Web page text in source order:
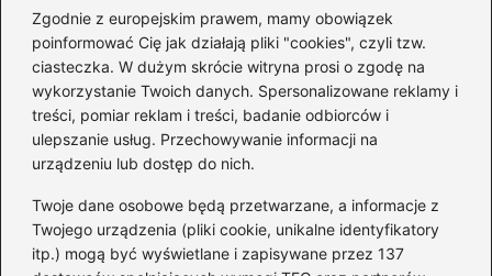
Zgodnie z europejskim prawem, mamy obowiązek
poinformować Cię jak działają pliki "cookies", czyli tzw.
ciasteczka. W dużym skrócie witryna prosi o zgodę na
wykorzystanie Twoich danych. Spersonalizowane reklamy i
treści, pomiar reklam i treści, badanie odbiorców i
ulepszanie usług. Przechowywanie informacji na
urządzeniu lub dostęp do nich.
Twoje dane osobowe będą przetwarzane, a informacje z
Twojego urządzenia (pliki cookie, unikalne identyfikatory
itp.) mogą być wyświetlane i zapisywane przez 137
o
k
piosenki Mario: Czy ty wiesz, co
naprawdę kryje się za słowami?
Kto pisze piosenki? Poznaj sekrety
twórców muzycznych arcydzieł
Tragiczna śmierć Katarzyny Stoparczyk
w wypadku – kto zmarł i co się
wydarzyło?